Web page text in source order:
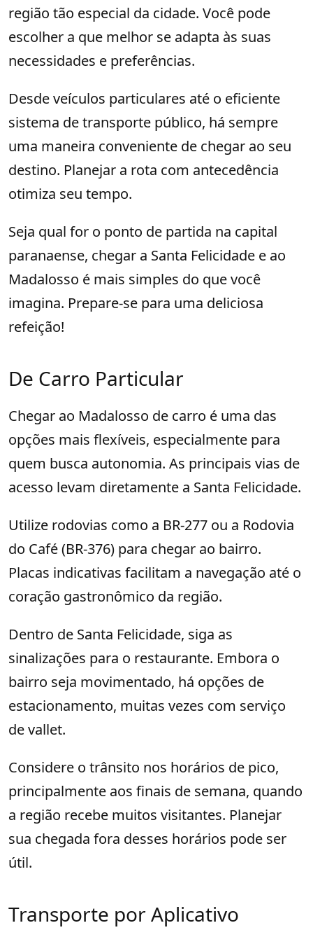
região tão especial da cidade. Você pode
escolher a que melhor se adapta às suas
necessidades e preferências.
Desde veículos particulares até o eficiente
sistema de transporte público, há sempre
uma maneira conveniente de chegar ao seu
destino. Planejar a rota com antecedência
otimiza seu tempo.
Seja qual for o ponto de partida na capital
paranaense, chegar a Santa Felicidade e ao
Madalosso é mais simples do que você
imagina. Prepare-se para uma deliciosa
refeição!
De Carro Particular
Chegar ao Madalosso de carro é uma das
opções mais flexíveis, especialmente para
quem busca autonomia. As principais vias de
acesso levam diretamente a Santa Felicidade.
Utilize rodovias como a BR-277 ou a Rodovia
do Café (BR-376) para chegar ao bairro.
Placas indicativas facilitam a navegação até o
coração gastronômico da região.
Dentro de Santa Felicidade, siga as
sinalizações para o restaurante. Embora o
bairro seja movimentado, há opções de
estacionamento, muitas vezes com serviço
de vallet.
Considere o trânsito nos horários de pico,
principalmente aos finais de semana, quando
a região recebe muitos visitantes. Planejar
sua chegada fora desses horários pode ser
útil.
Transporte por Aplicativo